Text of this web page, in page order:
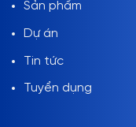
Sản phẩm
Dự án
Tin tức
Tuyển dụng